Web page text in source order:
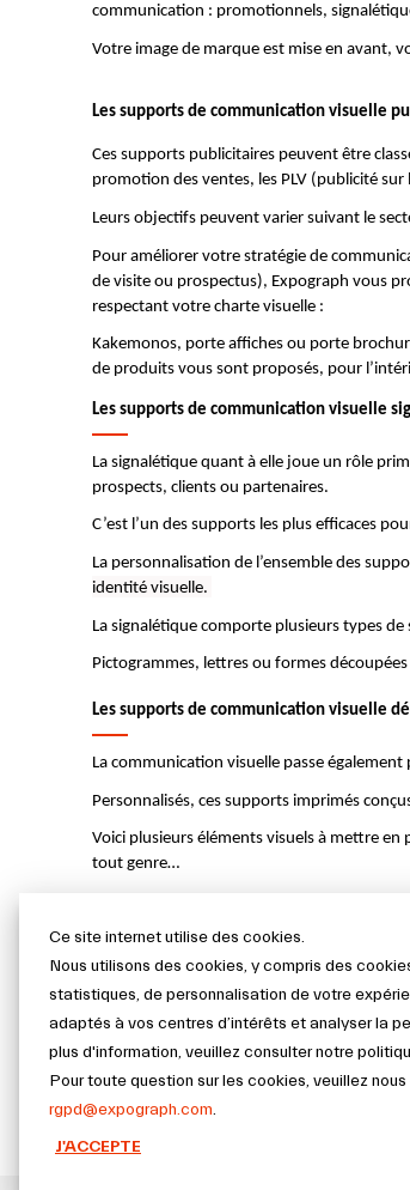
communication : promotionnels,
Votre image de marque est mise en avant,
Les supports de communication visuelle
Ces supports publicitaires peuvent être
promotion des ventes, les PLV (publicité
Leurs objectifs peuvent varier suivant le
Pour améliorer votre stratégie de
de visite ou prospectus), Expograph vous
respectant votre charte visuelle :
Kakemonos, porte affiches ou porte
de produits vous sont proposés, pour
Les supports de communication visuelle
La signalétique quant à elle joue un rôle
prospects, clients ou partenaires.
C’est l’un des supports les plus efficaces
La personnalisation de l’ensemble des
identité visuelle.
La signalétique comporte plusieurs types
Pictogrammes, lettres ou formes
Les supports de communication visuelle
La communication visuelle passe
Personnalisés, ces supports imprimés
Voici plusieurs éléments visuels à mettre
tout genre…
Notre studio de création, composé de
En effet, par le biais de créations
les objectifs de communication que vous
Après l’étude du studio de création
également s’occuper de l’installation de vos
Contactez-nous pour plus d’information
Ce site internet utilise des cookies.
Nous utilisons des cookies, y compris des
statistiques, de personnalisation de votre
adaptés à vos centres d’intérêts et analyser la
plus d'information, veuillez consulter notre
Pour toute question sur les cookies, veuillez
rgpd@expograph.com.
J'ACCEPTE